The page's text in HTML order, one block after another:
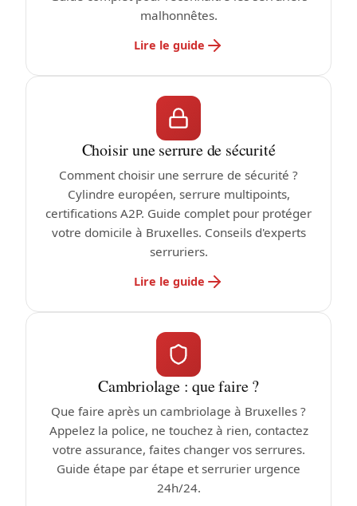
malhonnêtes.
Lire le guide
Choisir une serrure de sécurité
Comment choisir une serrure de sécurité ?
Cylindre européen, serrure multipoints,
certifications A2P. Guide complet pour protéger
votre domicile à Bruxelles. Conseils d'experts
serruriers.
Lire le guide
Cambriolage : que faire ?
Que faire après un cambriolage à Bruxelles ?
Appelez la police, ne touchez à rien, contactez
votre assurance, faites changer vos serrures.
Guide étape par étape et serrurier urgence
24h/24.